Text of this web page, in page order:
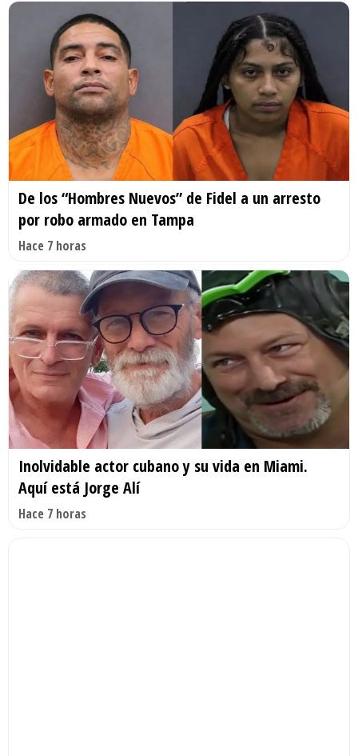
De los “Hombres Nuevos” de Fidel a un arresto
por robo armado en Tampa
Hace 7 horas
Inolvidable actor cubano y su vida en Miami.
Aquí está Jorge Alí
Hace 7 horas